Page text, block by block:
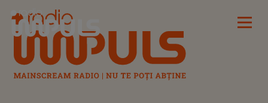
Radio Impuls